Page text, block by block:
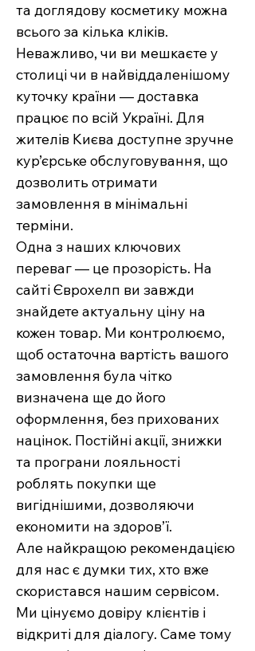
та доглядову косметику можна
всього за кілька кліків.
Неважливо, чи ви мешкаєте у
столиці чи в найвіддаленішому
куточку країни — доставка
працює по всій Україні. Для
жителів Києва доступне зручне
кур’єрське обслуговування, що
дозволить отримати
замовлення в мінімальні
терміни.
Одна з наших ключових
переваг — це прозорість. На
сайті Єврохелп ви завжди
знайдете актуальну ціну на
кожен товар. Ми контролюємо,
щоб остаточна вартість вашого
замовлення була чітко
визначена ще до його
оформлення, без прихованих
націнок. Постійні акції, знижки
та програни лояльності
роблять покупки ще
вигіднішими, дозволяючи
економити на здоров’ї.
Але найкращою рекомендацією
для нас є думки тих, хто вже
скористався нашим сервісом.
Ми цінуємо довіру клієнтів і
відкриті для діалогу. Саме тому